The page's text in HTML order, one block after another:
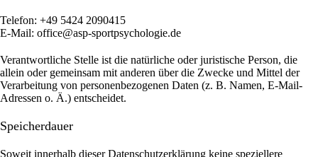
Telefon: +49 5424 2090415
E-Mail: office@asp-sportpsychologie.de
Verantwortliche Stelle ist die natürliche oder juristische Person, die
allein oder gemeinsam mit anderen über die Zwecke und Mittel der
Verarbeitung von personenbezogenen Daten (z. B. Namen, E-Mail-
Adressen o. Ä.) entscheidet.
Speicherdauer
Soweit innerhalb dieser Datenschutzerklärung keine speziellere